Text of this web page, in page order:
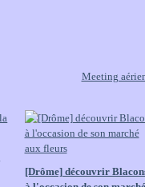
Meeting
[Drôme] découvrir